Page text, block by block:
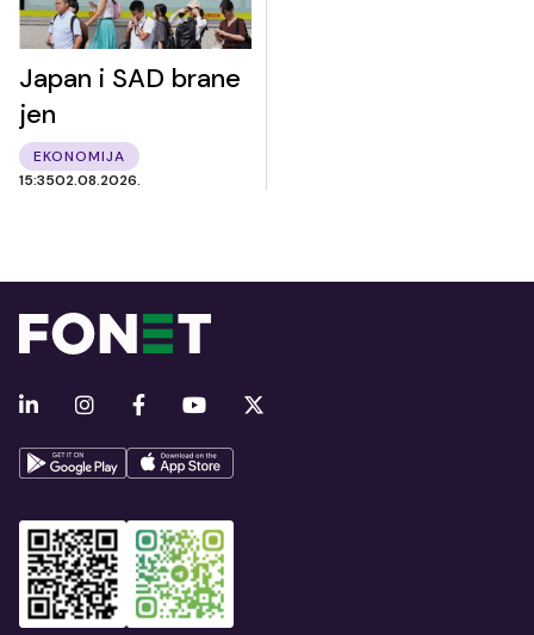
Japan i SAD brane
jen
EKONOMIJA
15:3502.08.2026.